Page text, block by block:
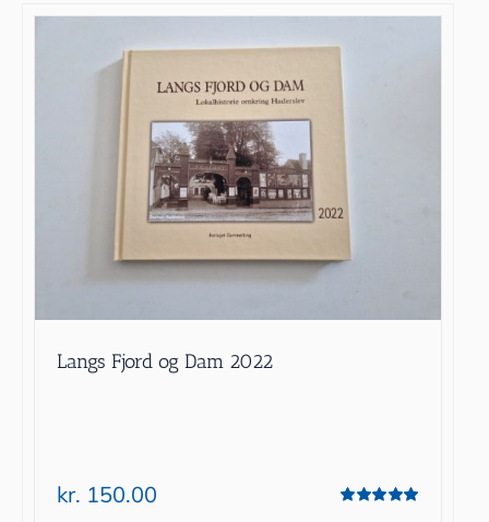
Langs Fjord og Dam 2022
kr. 150.00